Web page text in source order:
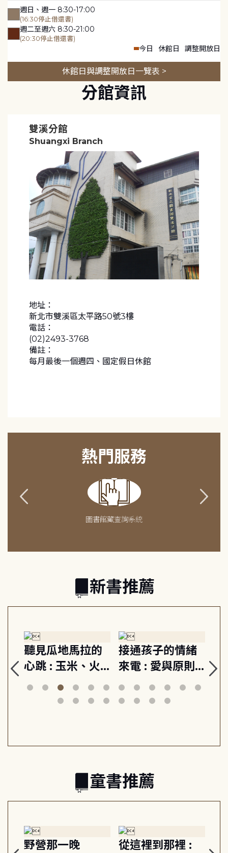
週日、週一 8:30-17:00
(16:30停止借還書)
週二至週六 8:30-21:00
(20:30停止借還書)
今日 休館日 調整開放日
休館日與調整開放日一覽表 >
分館資訊
雙溪分館
Shuangxi Branch
地址：
新北市雙溪區太平路50號3樓
電話：
(02)2493-3768
備註：
每月最後一個週四、國定假日休館
熱門服務
圖書館藏查詢系統
新書推薦
聽見瓜地馬拉的
心跳 : 玉米、火
山與信仰, 外交官
筆下的現代馬雅
接通孩子的情緒
來電 : 愛與原則,
建立教養的安定
節奏 22個行動練
關
童書推薦
野營那一晚
從這裡到那裡 :